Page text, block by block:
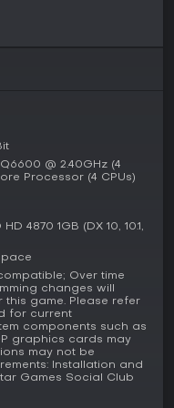
atracos y
multijugador, que
espectadores. Incluye
planificación
y Adversary
estructurados
ofrece elementos
de contenido
de vehículos y gestión
Legacy sigue
regulares de título.
el 17 de marzo de 2026,
en vehículos y
Legacy y
@ 2.40GHz (4
Processor (4 CPUs)
4870 1GB (DX 10, 10.1,
Over time
changes will
this game. Please refer
for current
components such as
graphics cards may
may not be
Installation and
Games Social Club